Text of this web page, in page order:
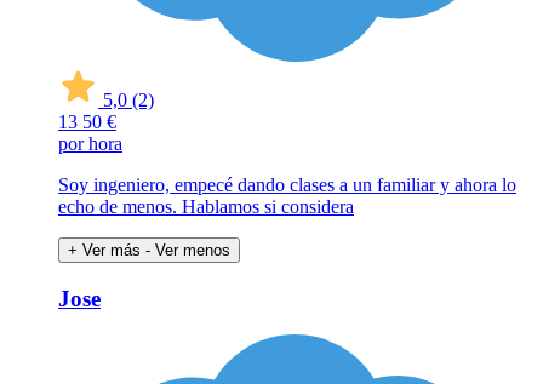
5,0 (2)
13 50 €
por hora
Soy ingeniero, empecé dando clases a un familiar y ahora lo
echo de menos. Hablamos si considera
+ Ver más - Ver menos
Jose